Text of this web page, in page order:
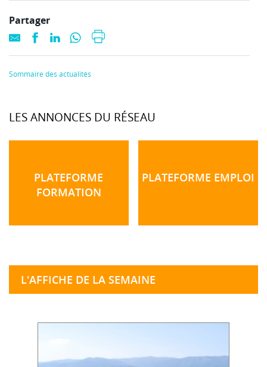
Partager
Sommaire des actualités
LES ANNONCES DU RÉSEAU
PLATEFORME
FORMATION
PLATEFORME EMPLOI
L'AFFICHE DE LA SEMAINE